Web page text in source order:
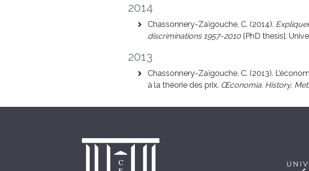
2014
Chassonnery-Zaïgouche, C. (2014).
discriminations 1957-2010[PhD thesis].
2013
Chassonnery-Zaïgouche, C. (2013).
à la théorie des prix. Œconomia. History,